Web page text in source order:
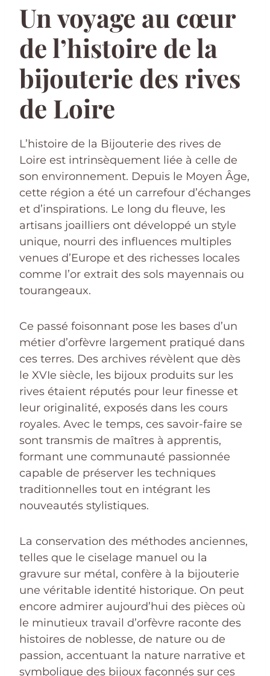
Un voyage au cœur
de l’histoire de la
bijouterie des rives
de Loire
L’histoire de la Bijouterie des rives de
Loire est intrinsèquement liée à celle de
son environnement. Depuis le Moyen Âge,
cette région a été un carrefour d’échanges
et d’inspirations. Le long du fleuve, les
artisans joailliers ont développé un style
unique, nourri des influences multiples
venues d’Europe et des richesses locales
comme l’or extrait des sols mayennais ou
tourangeaux.
Ce passé foisonnant pose les bases d’un
métier d’orfèvre largement pratiqué dans
ces terres. Des archives révèlent que dès
le XVIe siècle, les bijoux produits sur les
rives étaient réputés pour leur finesse et
leur originalité, exposés dans les cours
royales. Avec le temps, ces savoir-faire se
sont transmis de maîtres à apprentis,
formant une communauté passionnée
capable de préserver les techniques
traditionnelles tout en intégrant les
nouveautés stylistiques.
La conservation des méthodes anciennes,
telles que le ciselage manuel ou la
gravure sur métal, confère à la bijouterie
une véritable identité historique. On peut
encore admirer aujourd’hui des pièces où
le minutieux travail d’orfèvre raconte des
histoires de noblesse, de nature ou de
passion, accentuant la nature narrative et
symbolique des bijoux façonnés sur ces